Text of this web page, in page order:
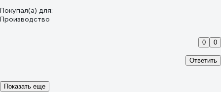
Покупал(а) для:
Производство
Ответить
0 0
Показать еще